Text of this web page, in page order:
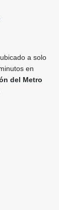
a solo
en
del Metro